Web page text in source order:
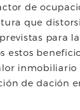
de
que
para
estos
de dación